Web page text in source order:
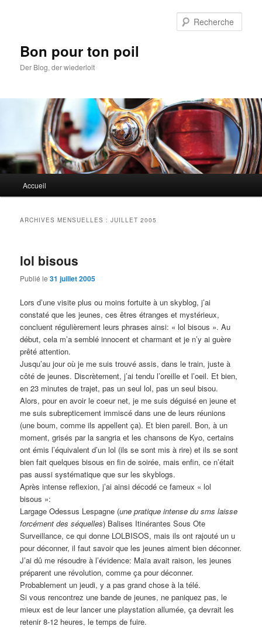
Bon pour ton poil
Der Blog, der wiederlolt
principal
Accueil
ARCHIVES MENSUELLES :JUILLET 2005
lol bisous
Publié le31 juillet 2005
Lors d’une visite plus ou moins fortuite à un skyblog, j’ai
constaté que les jeunes, ces êtres étranges et mystérieux,
concluent régulièrement leurs phrases ainsi: « lol bisous ». Au
début, cela m’a semblé innocent et charmant et je n’y ai guère
prêté attention.
Jusqu’au jour où je me suis trouvé assis, dans le train, juste à
côté de jeunes. Discrètement, j’ai tendu l’oreille et l’oeil. Et bien,
en 23 minutes de trajet, pas un seul lol, pas un seul bisou.
Alors, pour en avoir le coeur net, je me suis déguisé en jeune et
me suis subrepticement immiscé dans une de leurs réunions
(une boum, comme ils appellent ça). Et bien pareil. Bon, à un
moment, grisés par la sangria et les chansons de Kyo, certains
ont émis l’équivalent d’un lol (ils se sont mis à rire) et ils se sont
bien fait quelques bisous en fin de soirée, mais enfin, ce n’était
pas aussi systématique que sur les skyblogs.
Après intense reflexion, j’ai ainsi décodé ce fameux « lol
bisous »:
Largage Odessus Lespagne (une pratique intense du sms laisse
forcément des séquelles) Balises Itinérantes Sous Ote
Surveillance, ce qui donne LOLBISOS, mais ils ont rajouté un u
pour déconner, il faut savoir que les jeunes aiment bien déconner.
J’ai dû me résoudre à l’évidence: Maïa avait raison, les jeunes
préparent une révolution, comme ça pour déconner.
Probablement un jeudi, y a pas grand chose à la télé.
Si vous rencontrez une bande de jeunes, ne paniquez pas, le
mieux est de leur lancer une playstation allumée, ça devrait les
retenir 8-12 heures, le temps de fuire.